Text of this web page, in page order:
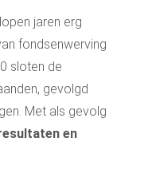
jaren erg
fondsenwerving
sloten de
gevolgd
Met als gevolg
en